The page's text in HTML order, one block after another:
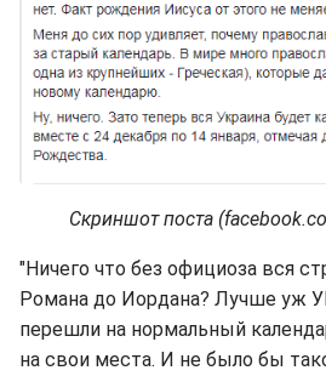
Скриншот поста
"Ничего что без официоза вся
Романа до Иордана? Лучше уж
перешли на нормальный
на свои места. И не было бы